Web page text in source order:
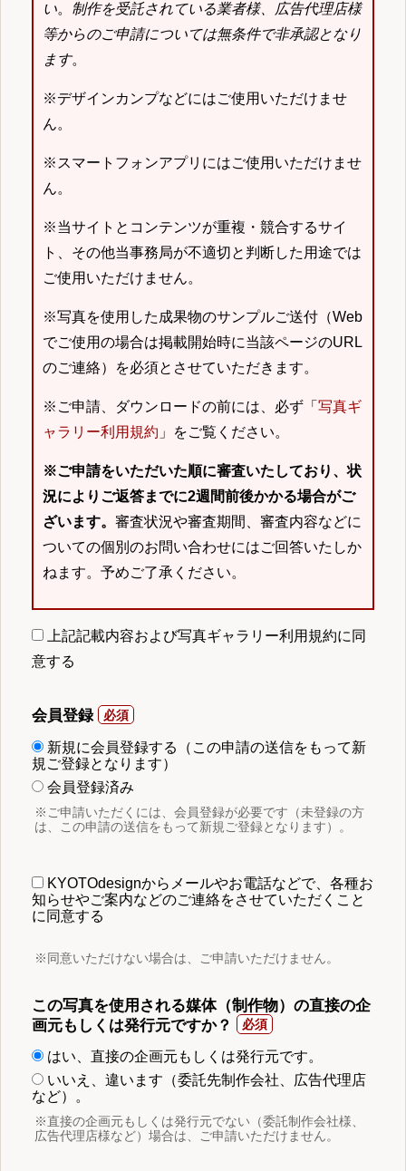
い。 制作を受託されている業者様、広告代理店様
等からのご申請については無条件で非承認となり
ます。
※デザインカンプなどにはご使用いただけませ
ん。
※スマートフォンアプリにはご使用いただけませ
ん。
※当サイトとコンテンツが重複・競合するサイ
ト、その他当事務局が不適切と判断した用途では
ご使用いただけません。
※写真を使用した成果物のサンプルご送付（Web
でご使用の場合は掲載開始時に当該ページのURL
のご連絡）を必須とさせていただきます。
※ご申請、ダウンロードの前には、必ず「 写真ギ
ャラリー利用規約 」をご覧ください。
※ご申請をいただいた順に審査いたしており、状
況によりご返答までに2週間前後かかる場合がご
ざいます。 審査状況や審査期間、審査内容などに
ついての個別のお問い合わせにはご回答いたしか
ねます。予めご了承ください。
上記記載内容および写真ギャラリー利用規約に同
意する
会員登録
新規に会員登録する（この申請の送信をもって新
規ご登録となります）
会員登録済み
※ご申請いただくには、会員登録が必要です（未登録の方
は、この申請の送信をもって新規ご登録となります）。
KYOTOdesignからメールやお電話などで、各種お
知らせやご案内などのご連絡をさせていただくこと
に同意する
※同意いただけない場合は、ご申請いただけません。
この写真を使用される媒体（制作物）の直接の企
画元もしくは発行元ですか？
はい、直接の企画元もしくは発行元です。
いいえ、違います（委託先制作会社、広告代理店
など）。
※直接の企画元もしくは発行元でない（委託制作会社様、
広告代理店様など）場合は、ご申請いただけません。